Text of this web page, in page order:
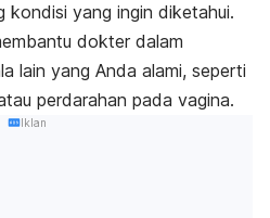
kondisi yang ingin diketahui.
dokter dalam
lain yang Anda alami, seperti
perdarahan pada vagina.
Iklan